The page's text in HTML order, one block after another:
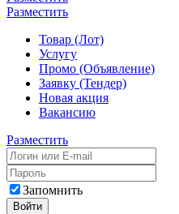
Разместить
Товар (Лот)
Услугу
Промо (Объявление)
Заявку (Тендер)
Новая акция
Вакансию
Разместить
Запомнить
Войти